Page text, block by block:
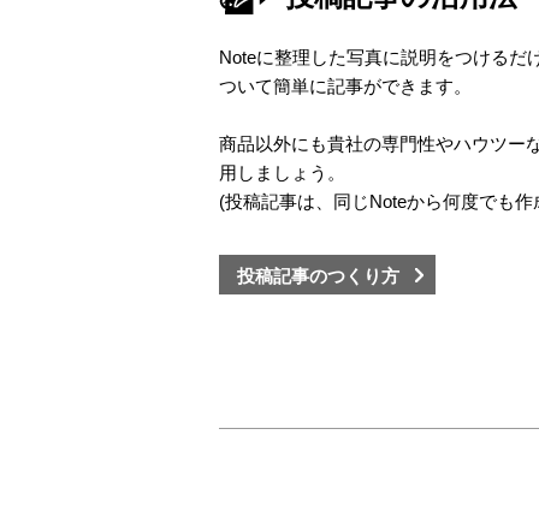
Noteに整理した写真に説明をつけるだ
ついて簡単に記事ができます。
商品以外にも貴社の専門性やハウツー
用しましょう。
(投稿記事は、同じNoteから何度でも
投稿記事のつくり方